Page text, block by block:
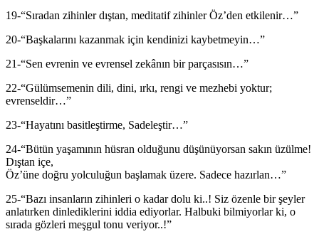
19-“Sıradan zihinler dıştan, meditatif zihinler Öz’den etkilenir…”
20-“Başkalarını kazanmak için kendinizi kaybetmeyin…”
21-“Sen evrenin ve evrensel zekânın bir parçasısın…”
22-“Gülümsemenin dili, dini, ırkı, rengi ve mezhebi yoktur;
evrenseldir…”
23-“Hayatını basitleştirme, Sadeleştir…”
24-“Bütün yaşamının hüsran olduğunu düşünüyorsan sakın üzülme!
Dıştan içe,
Öz’üne doğru yolculuğun başlamak üzere. Sadece hazırlan…”
25-“Bazı insanların zihinleri o kadar dolu ki..! Siz özenle bir şeyler
anlatırken dinlediklerini iddia ediyorlar. Halbuki bilmiyorlar ki, o
sırada gözleri meşgul tonu veriyor..!”